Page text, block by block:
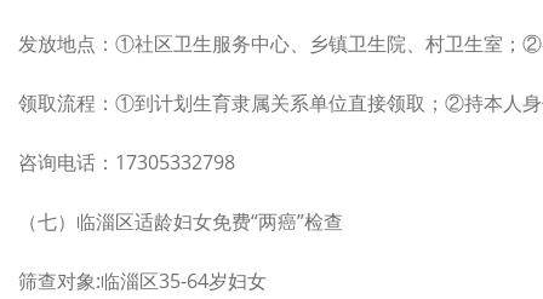
发放地点：①社区卫生服务中心、乡镇卫生院、村卫生室；
领取流程：①到计划生育隶属关系单位直接领取；②持本人
咨询电话：17305332798
（七）临淄区适龄妇女免费“两癌”检查
筛查对象:临淄区35-64岁妇女